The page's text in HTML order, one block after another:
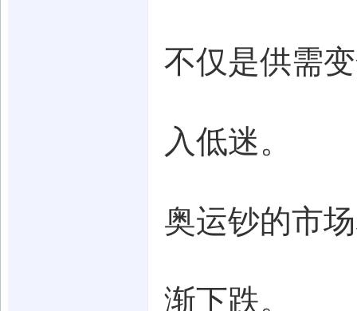
不仅是供需
入低迷。
奥运钞的市
渐下跌。